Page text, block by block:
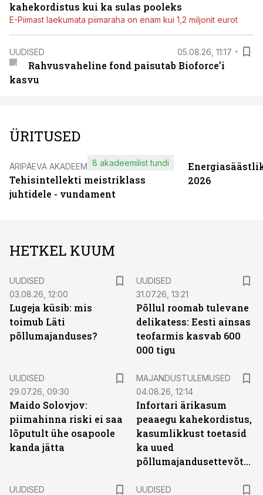
kahekordistus kui ka sulas pooleks
E-Piimast laekumata piimaraha on enam kui 1,2 miljonit eurot
UUDISED 05.08.26, 11:17
Rahvusvaheline fond paisutab Bioforce’i
kasvu
ÜRITUSED
ÄRIPÄEVA AKADEEMIA
Tehisintellekti meistriklass
juhtidele - vundament
8 akadeemilist tundi
2026
HETKEL KUUM
UUDISED
03.08.26, 12:00
Lugeja küsib: mis
toimub Läti
põllumajanduses?
UUDISED
31.07.26, 13:21
Põllul roomab tulevane
delikatess: Eesti ainsas
teofarmis kasvab 600
000 tigu
UUDISED
29.07.26, 09:30
Maido Solovjov:
piimahinna riski ei saa
lõputult ühe osapoole
kanda jätta
MAJANDUSTULEMUSED
04.08.26, 12:14
Infortari ärikasum
peaaegu kahekordistus,
kasumlikkust toetasid
ka uued
põllumajandusettevõtted
UUDISED
UUDISED